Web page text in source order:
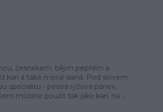
česnekem, bílým pepřem a
kari a také méně slaná. Pod slovem
specialitu - pestrá rýžová pánev,
můžete použít tak jako kari, na ...